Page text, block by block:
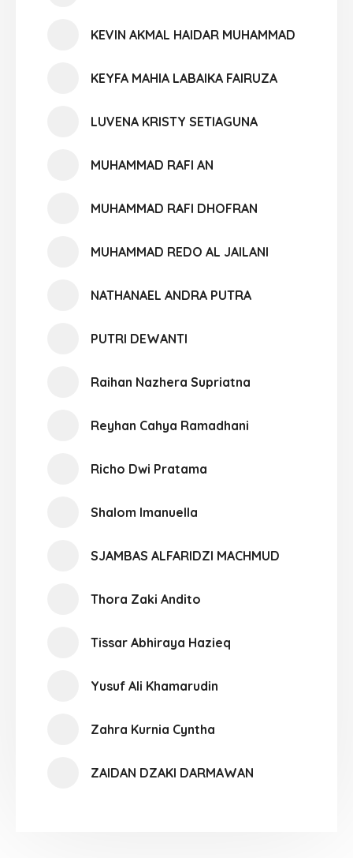
KEVIN AKMAL HAIDAR MUHAMMAD
KEYFA MAHIA LABAIKA FAIRUZA
LUVENA KRISTY SETIAGUNA
MUHAMMAD RAFI AN
MUHAMMAD RAFI DHOFRAN
MUHAMMAD REDO AL JAILANI
NATHANAEL ANDRA PUTRA
PUTRI DEWANTI
Raihan Nazhera Supriatna
Reyhan Cahya Ramadhani
Richo Dwi Pratama
Shalom Imanuella
SJAMBAS ALFARIDZI MACHMUD
Thora Zaki Andito
Tissar Abhiraya Hazieq
Yusuf Ali Khamarudin
Zahra Kurnia Cyntha
ZAIDAN DZAKI DARMAWAN